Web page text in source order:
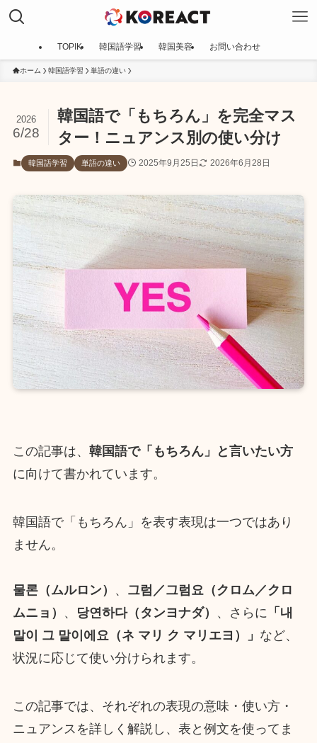
TOPIK 韓国語学習 韓国美容 お問い合わせ
ホーム 韓国語学習 単語の違い
韓国語で「もちろん」を完全マス
ター！ニュアンス別の使い分け
2026
6/28
韓国語学習 単語の違い 2025年9月25日 2026年6月28日
この記事は、 韓国語で「もちろん」と言いたい方
に向けて書かれています。
韓国語で「もちろん」を表す表現は一つではあり
ません。
물론（ムルロン） 、 그럼／그럼요（クロム／クロ
ムニョ）
、 당연하다（タンヨナダ） 、さらに 「내
말이 그 말이에요（ネ マリ ク マリエヨ）」 など、
状況に応じて使い分けられます。
この記事では、それぞれの表現の意味・使い方・
ニュアンスを詳しく解説し、表と例文を使ってま